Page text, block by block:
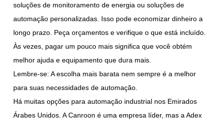
soluções de monitoramento de energia ou soluções de
automação personalizadas. Isso pode economizar dinheiro a
longo prazo. Peça orçamentos e verifique o que está incluído.
Às vezes, pagar um pouco mais significa que você obtém
melhor ajuda e equipamento que dura mais.
Lembre-se: A escolha mais barata nem sempre é a melhor
para suas necessidades de automação.
Há muitas opções para automação industrial nos Emirados
Árabes Unidos. A Canroon é uma empresa líder, mas a Adex